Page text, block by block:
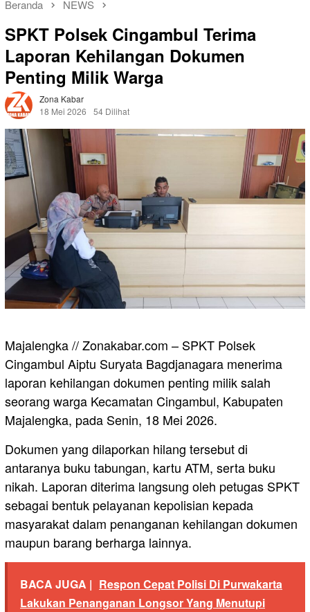
Beranda NEWS
SPKT Polsek Cingambul Terima
Laporan Kehilangan Dokumen
Penting Milik Warga
Zona Kabar
18 Mei 2026
54 Dilihat
Majalengka // Zonakabar.com – SPKT Polsek
Cingambul Aiptu Suryata Bagdjanagara menerima
laporan kehilangan dokumen penting milik salah
seorang warga Kecamatan Cingambul, Kabupaten
Majalengka, pada Senin, 18 Mei 2026.
Dokumen yang dilaporkan hilang tersebut di
antaranya buku tabungan, kartu ATM, serta buku
nikah. Laporan diterima langsung oleh petugas SPKT
sebagai bentuk pelayanan kepolisian kepada
masyarakat dalam penanganan kehilangan dokumen
maupun barang berharga lainnya.
BACA JUGA | Respon Cepat Polisi Di Purwakarta
Lakukan Penanganan Longsor Yang Menutupi